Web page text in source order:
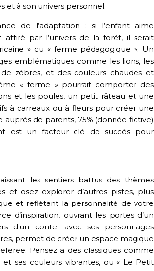
et à son univers personnel.
de l’adaptation : si l’enfant aime
attiré par l’univers de la forêt, il serait
» ou « ferme pédagogique ». Un
emblématiques comme les lions, les
zèbres, et des couleurs chaudes et
« ferme » pourrait comporter des
et les poules, un petit râteau et une
à carreaux ou à fleurs pour créer une
de parents, 75% (donnée fictive)
est un facteur clé de succès pour
les sentiers battus des thèmes
et osez explorer d’autres pistes, plus
et reflétant la personnalité de votre
d’inspiration, ouvrant les portes d’un
d’un conte, avec ses personnages
permet de créer un espace magique
Pensez à des classiques comme
ses couleurs vibrantes, ou « Le Petit